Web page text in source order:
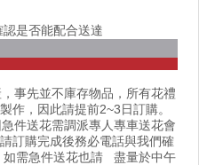
是否能配合送達
事先並不庫存物品，所有花禮
作，因此請提前2~3日訂購。
件送花需調派專人專車送花會
訂購完成後務必電話與我們確
如需急件送花也請 盡量於中午